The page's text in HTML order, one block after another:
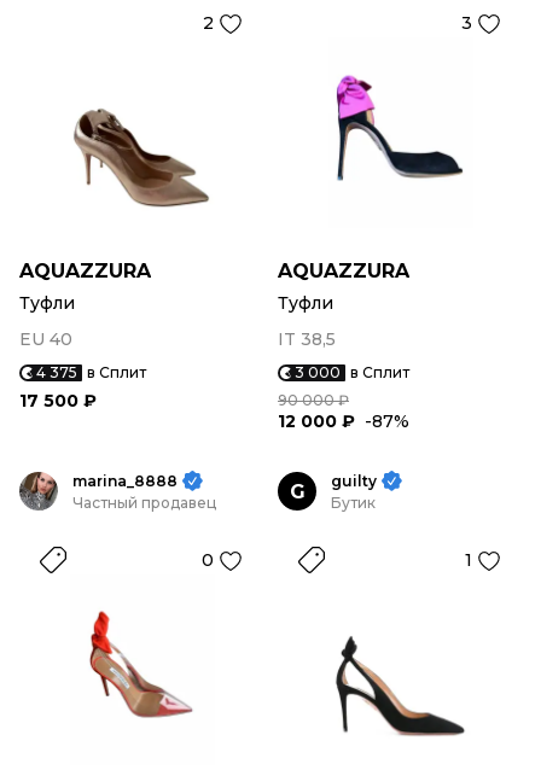
2
AQUAZZURA
Туфли
EU 40
4 375 в Сплит
17 500 ₽
3
AQUAZZURA
Туфли
IT 38,5
3 000 в Сплит
90 000 ₽
12 000 ₽ -87%
marina_8888
Частный продавец
0
G
guilty
Бутик
1